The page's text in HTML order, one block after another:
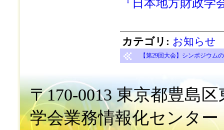
『日本地方財政
カテゴリ : お知らせ
【第29回大会】シンポジウム
〒170-0013 東京都豊島
学会業務情報化センタ